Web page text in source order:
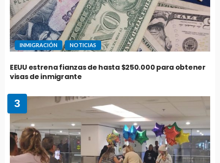
INMIGRACIÓN NOTICIAS
EEUU estrena fianzas de hasta $250.000 para obtener
visas de inmigrante
3